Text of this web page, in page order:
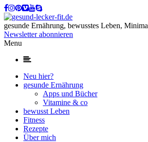
gesunde Ernährung, bewusstes Leben,
Newsletter abonnieren
Menu
Neu hier?
gesunde Ernährung
Apps und Bücher
Vitamine & co
bewusst Leben
Fitness
Rezepte
Über mich